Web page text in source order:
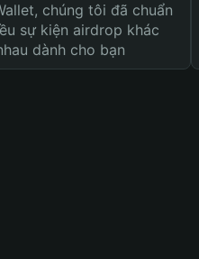
chúng tôi đã chuẩn
sự kiện airdrop khác
dành cho bạn